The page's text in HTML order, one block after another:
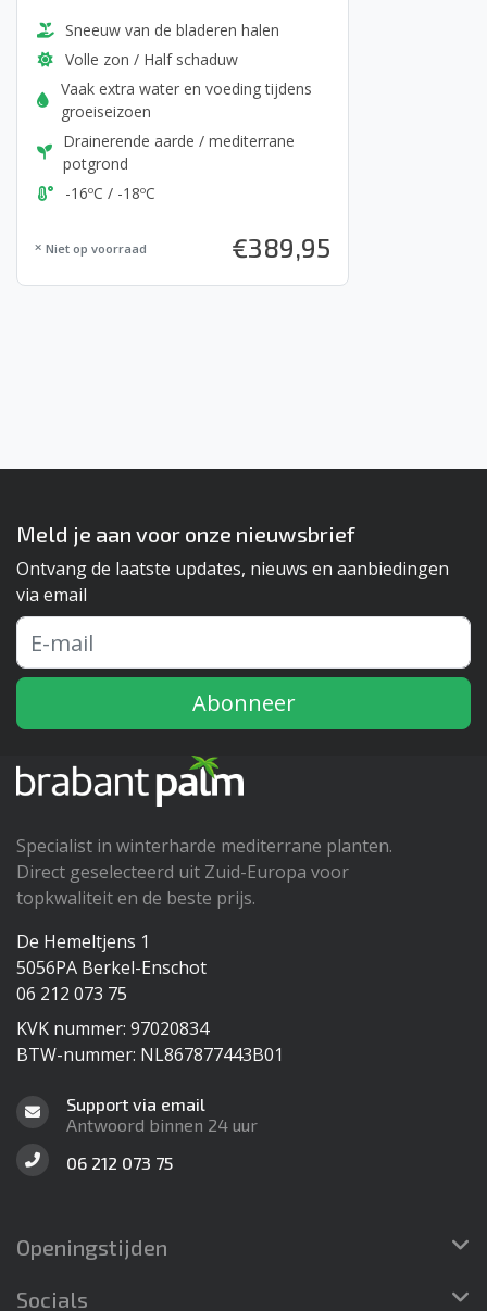
Sneeuw van de bladeren halen
Volle zon / Half schaduw
Vaak extra water en voeding tijdens
groeiseizoen
Drainerende aarde / mediterrane
potgrond
-16ºC / -18ºC
Niet op voorraad €389,95
Meld je aan voor onze nieuwsbrief
Ontvang de laatste updates, nieuws en aanbiedingen
via email
Abonneer
Specialist in winterharde mediterrane planten.
Direct geselecteerd uit Zuid-Europa voor
topkwaliteit en de beste prijs.
De Hemeltjens 1
5056PA Berkel-Enschot
06 212 073 75
KVK nummer: 97020834
BTW-nummer: NL867877443B01
Support via email
Antwoord binnen 24 uur
06 212 073 75
Openingstijden
Socials